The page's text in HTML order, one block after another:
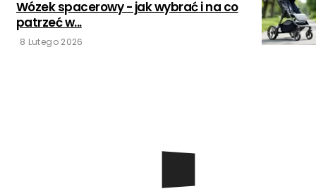
Wózek spacerowy - jak wybrać i na co
patrzeć w...
8 Lutego 2026